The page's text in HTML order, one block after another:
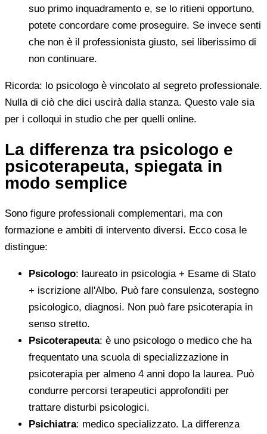
suo primo inquadramento e, se lo ritieni opportuno,
potete concordare come proseguire. Se invece senti
che non è il professionista giusto, sei liberissimo di
non continuare.
Ricorda: lo psicologo è vincolato al segreto professionale.
Nulla di ciò che dici uscirà dalla stanza. Questo vale sia
per i colloqui in studio che per quelli online.
La differenza tra psicologo e
psicoterapeuta, spiegata in
modo semplice
Sono figure professionali complementari, ma con
formazione e ambiti di intervento diversi. Ecco cosa le
distingue:
Psicologo: laureato in psicologia + Esame di Stato
+ iscrizione all'Albo. Può fare consulenza, sostegno
psicologico, diagnosi. Non può fare psicoterapia in
senso stretto.
Psicoterapeuta: è uno psicologo o medico che ha
frequentato una scuola di specializzazione in
psicoterapia per almeno 4 anni dopo la laurea. Può
condurre percorsi terapeutici approfonditi per
trattare disturbi psicologici.
Psichiatra: medico specializzato. La differenza